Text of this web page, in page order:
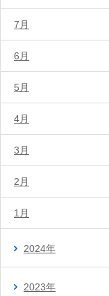
7月
6月
5月
4月
3月
2月
1月
2024年
2023年